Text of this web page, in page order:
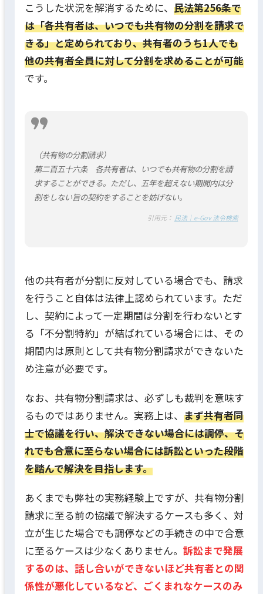
こうした状況を解消するために、 民法第256条で
は「各共有者は、いつでも共有物の分割を請求で
きる」と定められており、共有者のうち1人でも
他の共有者全員に対して分割を求めることが可能
です。
（共有物の分割請求）
第二百五十六条 各共有者は、いつでも共有物の分割を請
求することができる。ただし、五年を超えない期間内は分
割をしない旨の契約をすることを妨げない。
引用元： 民法｜e-Gov 法令検索
他の共有者が分割に反対している場合でも、請求
を行うこと自体は法律上認められています。ただ
し、契約によって一定期間は分割を行わないとす
る「不分割特約」が結ばれている場合には、その
期間内は原則として共有物分割請求ができないた
め注意が必要です。
なお、共有物分割請求は、必ずしも裁判を意味す
るものではありません。実務上は、 まず共有者同
士で協議を行い、解決できない場合には調停、そ
れでも合意に至らない場合には訴訟といった段階
を踏んで解決を目指します。
あくまでも弊社の実務経験上ですが、共有物分割
請求に至る前の協議で解決するケースも多く、対
立が生じた場合でも調停などの手続きの中で合意
に至るケースは少なくありません。 訴訟まで発展
するのは、話し合いができないほど共有者との関
係性が悪化しているなど、ごくまれなケースのみ